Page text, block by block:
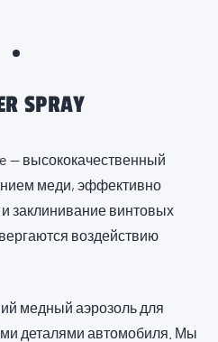
SPRAY
— высококачественный
меди, эффективно
заклинивание винтовых
воздействию
медный аэрозоль для
деталями автомобиля. Мы